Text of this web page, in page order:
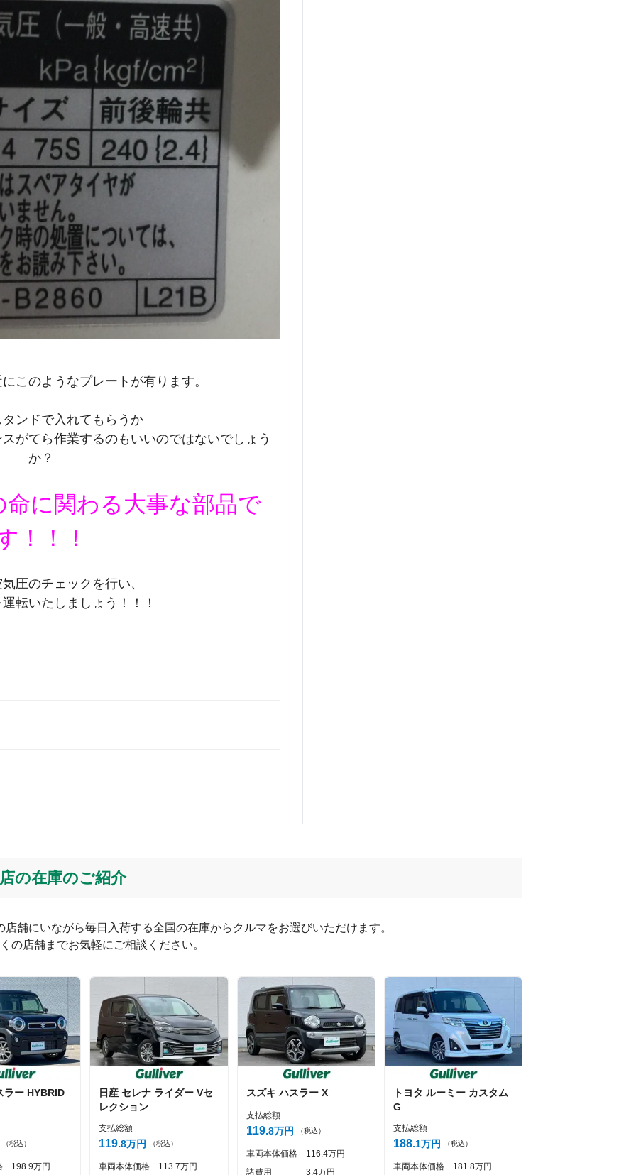
このようなプレートが有ります。
ンドで入れてもらうか
がてら作業するのもいいのではないでしょう
か？
に関わる大事な部品で
！！！
圧のチェックを行い、
転いたしましょう！！！
の在庫のご紹介
舗にいながら毎日入荷する全国の在庫からクルマをお選びいただけます。
の店舗までお気軽にご相談ください。
ラー HYBRID
（税込）
198 9万円
日産 セレナ ライダー Vセ
レクション
支払総額
119 8万円 （税込）
車両本体価格 113 7万円
スズキ ハスラー X
支払総額
119 8万円 （税込）
車両本体価格 116 4万円
諸費用
3 4万円
トヨタ ルーミー カスタム
G
支払総額
188 1万円 （税込）
車両本体価格 181 8万円